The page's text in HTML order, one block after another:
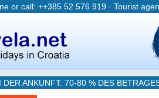
or call: ++385 52 576 919 · Tourist
DER ANKUNFT: 70-80 % DES